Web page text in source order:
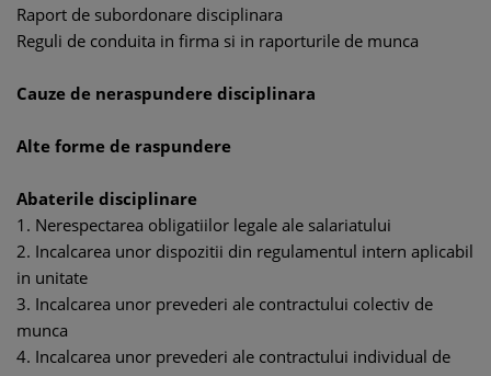
Raport de subordonare disciplinara
Reguli de conduita in firma si in raporturile de munca
Cauze de neraspundere disciplinara
Alte forme de raspundere
Abaterile disciplinare
1. Nerespectarea obligatiilor legale ale salariatului
2. Incalcarea unor dispozitii din regulamentul intern aplicabil
in unitate
3. Incalcarea unor prevederi ale contractului colectiv de
munca
4. Incalcarea unor prevederi ale contractului individual de